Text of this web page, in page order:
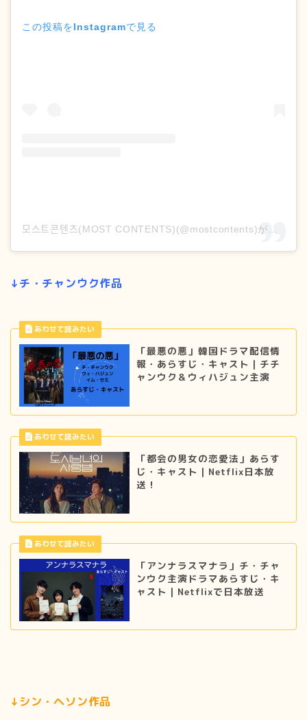
この投稿をInstagramで見る
↓チ・チャンウク作品
「最悪の悪」韓国ドラマ配信情
報・あらすじ・キャスト｜チチ
ャンウク＆ウィハジュン主演
「都会の男女の恋愛法」あらす
じ・キャスト｜Netflix日本放
送！
「アンナラスマナラ」チ・チャ
ンウク主演ドラマあらすじ・キ
ャスト｜Netflixで日本放送
↓シン・ヘソン作品